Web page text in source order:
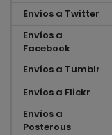
Envíos a Twitter
Envíos a
Facebook
Envíos a Tumblr
Envíos a Flickr
Envíos a
Posterous